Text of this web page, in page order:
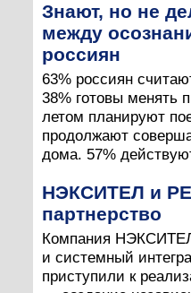
Знают, но не
между
россиян
63% россиян
38% готовы менять
летом планируют
продолжают
дома. 57%
НЭКСИТЕЛ и
партнерство
Компания
и системный
приступили к